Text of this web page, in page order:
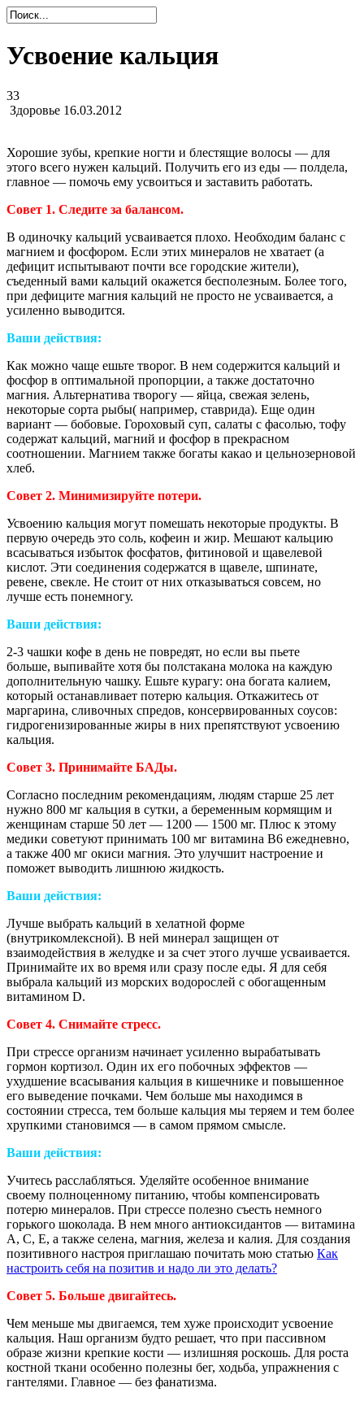
Усвоение кальция
33
Здоровье 16.03.2012
Хорошие зубы, крепкие ногти и блестящие волосы — для
этого всего нужен кальций. Получить его из еды — полдела,
главное — помочь ему усвоиться и заставить работать.
Совет 1. Следите за балансом.
В одиночку кальций усваивается плохо. Необходим баланс с
магнием и фосфором. Если этих минералов не хватает (а
дефицит испытывают почти все городские жители),
съеденный вами кальций окажется бесполезным. Более того,
при дефиците магния кальций не просто не усваивается, а
усиленно выводится.
Ваши действия:
Как можно чаще ешьте творог. В нем содержится кальций и
фосфор в оптимальной пропорции, а также достаточно
магния. Альтернатива творогу — яйца, свежая зелень,
некоторые сорта рыбы( например, ставрида). Еще один
вариант — бобовые. Гороховый суп, салаты с фасолью, тофу
содержат кальций, магний и фосфор в прекрасном
соотношении. Магнием также богаты какао и цельнозерновой
хлеб.
Совет 2. Минимизируйте потери.
Усвоению кальция могут помешать некоторые продукты. В
первую очередь это соль, кофеин и жир. Мешают кальцию
всасываться избыток фосфатов, фитиновой и щавелевой
кислот. Эти соединения содержатся в щавеле, шпинате,
ревене, свекле. Не стоит от них отказываться совсем, но
лучше есть понемногу.
Ваши действия:
2-3 чашки кофе в день не повредят, но если вы пьете
больше, выпивайте хотя бы полстакана молока на каждую
дополнительную чашку. Ешьте курагу: она богата калием,
который останавливает потерю кальция. Откажитесь от
маргарина, сливочных спредов, консервированных соусов:
гидрогенизированные жиры в них препятствуют усвоению
кальция.
Совет 3. Принимайте БАДы.
Согласно последним рекомендациям, людям старше 25 лет
нужно 800 мг кальция в сутки, а беременным кормящим и
женщинам старше 50 лет — 1200 — 1500 мг. Плюс к этому
медики советуют принимать 100 мг витамина В6 ежедневно,
а также 400 мг окиси магния. Это улучшит настроение и
поможет выводить лишнюю жидкость.
Ваши действия:
Лучше выбрать кальций в хелатной форме
(внутрикомлексной). В ней минерал защищен от
взаимодействия в желудке и за счет этого лучше усваивается.
Принимайте их во время или сразу после еды. Я для себя
выбрала кальций из морских водорослей с обогащенным
витамином D.
Совет 4. Снимайте стресс.
При стрессе организм начинает усиленно вырабатывать
гормон кортизол. Один их его побочных эффектов —
ухудшение всасывания кальция в кишечнике и повышенное
его выведение почками. Чем больше мы находимся в
состоянии стресса, тем больше кальция мы теряем и тем более
хрупкими становимся — в самом прямом смысле.
Ваши действия:
Учитесь расслабляться. Уделяйте особенное внимание
своему полноценному питанию, чтобы компенсировать
потерю минералов. При стрессе полезно съесть немного
горького шоколада. В нем много антиоксидантов — витамина
А, С, Е, а также селена, магния, железа и калия. Для создания
позитивного настроя приглашаю почитать мою статью Как
настроить себя на позитив и надо ли это делать?
Совет 5. Больше двигайтесь.
Чем меньше мы двигаемся, тем хуже происходит усвоение
кальция. Наш организм будто решает, что при пассивном
образе жизни крепкие кости — излишняя роскошь. Для роста
костной ткани особенно полезны бег, ходьба, упражнения с
гантелями. Главное — без фанатизма.